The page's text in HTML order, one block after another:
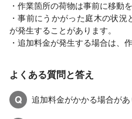
・作業箇所の荷物は事前に移動
・事前にうかがった庭木の状
が発生することがあります。
・追加料金が発生する場合は、
よくある質問と答え
Q
追加料金がかかる場合が